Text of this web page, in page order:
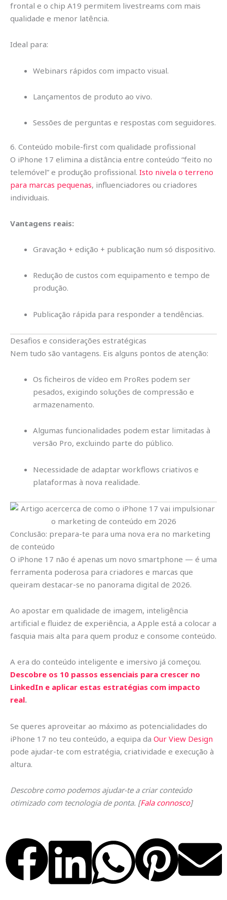
frontal e o chip A19 permitem livestreams com mais
qualidade e menor latência.
Ideal para:
Webinars rápidos com impacto visual.
Lançamentos de produto ao vivo.
Sessões de perguntas e respostas com seguidores.
6. Conteúdo mobile-first com qualidade profissional
O iPhone 17 elimina a distância entre conteúdo “feito no
telemóvel” e produção profissional. Isto nivela o terreno
para marcas pequenas, influenciadores ou criadores
individuais.
Vantagens reais:
Gravação + edição + publicação num só dispositivo.
Redução de custos com equipamento e tempo de
produção.
Publicação rápida para responder a tendências.
Desafios e considerações estratégicas
Nem tudo são vantagens. Eis alguns pontos de atenção:
Os ficheiros de vídeo em ProRes podem ser
pesados, exigindo soluções de compressão e
armazenamento.
Algumas funcionalidades podem estar limitadas à
versão Pro, excluindo parte do público.
Necessidade de adaptar workflows criativos e
plataformas à nova realidade.
Conclusão: prepara-te para uma nova era no marketing
de conteúdo
O iPhone 17 não é apenas um novo smartphone — é uma
ferramenta poderosa para criadores e marcas que
queiram destacar-se no panorama digital de 2026.
Ao apostar em qualidade de imagem, inteligência
artificial e fluidez de experiência, a Apple está a colocar a
fasquia mais alta para quem produz e consome conteúdo.
A era do conteúdo inteligente e imersivo já começou.
Descobre os 10 passos essenciais para crescer no
LinkedIn e aplicar estas estratégias com impacto
real.
Se queres aproveitar ao máximo as potencialidades do
iPhone 17 no teu conteúdo, a equipa da Our View Design
pode ajudar-te com estratégia, criatividade e execução à
altura.
Descobre como podemos ajudar-te a criar conteúdo
otimizado com tecnologia de ponta. [Fala connosco]